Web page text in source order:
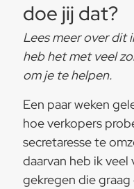
doe jij dat?
Lees meer over dit
heb het met veel
om je te helpen.
Een paar weken
hoe verkopers
secretaresse te
daarvan heb ik veel
gekregen die